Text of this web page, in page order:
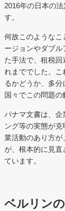
2016年の日本の
す。
何故このような
ージョンやダブ
た手法で、租税回
れまででした。
るかどうか、多
国々でこの問題の
パナマ文書は、企
ング等の実態が
業活動のあり方
が、根本的に見
ています。
ベルリン